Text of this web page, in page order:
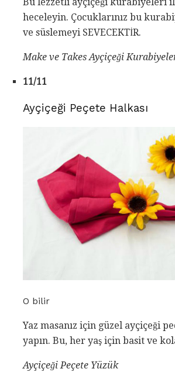
heceleyin. Çocuklarınız bu
ve süslemeyi SEVECEKTİR.
Make ve Takes Ayçiçeği
11/11
Ayçiçeği Peçete Halkası
O bilir
Yaz masanız için güzel ayçiçeği
yapın. Bu, her yaş için basit ve
Ayçiçeği Peçete Yüzük